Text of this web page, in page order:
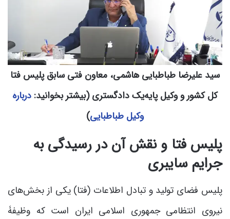
سید علیرضا طباطبایی هاشمی، معاون فتی سابق پلیس فتا
کل کشور و وکیل پایه‌یک دادگستری (بیشتر بخوانید: دربارۀ
وکیل طباطبایی)
پلیس فتا و نقش آن در رسیدگی به
جرایم سایبری
پلیس فضای تولید و تبادل اطلاعات (فتا) یکی از بخش‌های
نیروی انتظامی جمهوری اسلامی ایران است که وظیفۀ